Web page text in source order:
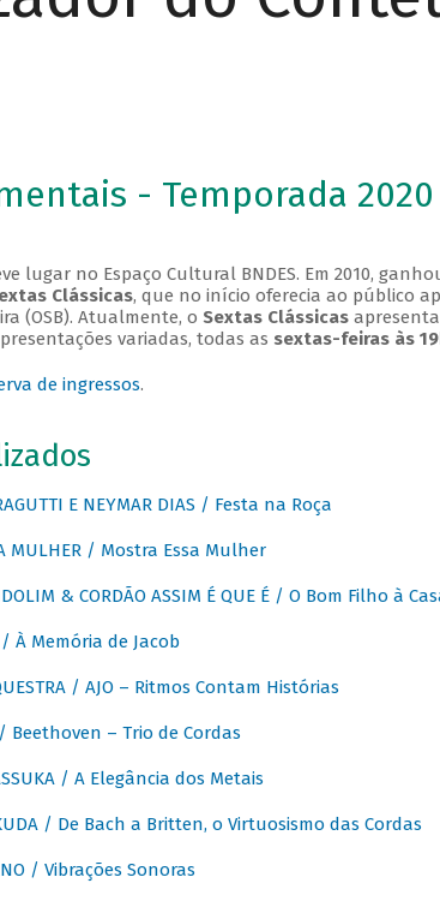
- Temporada 2020
lugar no Espaço Cultural BNDES. Em 2010,
Clássicas, que no início oferecia ao público
(OSB). Atualmente, o Sextas Clássicasapresenta
variadas, todas as sextas-feiras às
de ingressos.
E NEYMAR DIAS / Festa na Roça
MULHER / Mostra Essa Mulher
& CORDÃO ASSIM É QUE É / O Bom Filho à
/ À Memória de Jacob
/ AJO – Ritmos Contam Histórias
/ Beethoven – Trio de Cordas
/ A Elegância dos Metais
/ De Bach a Britten, o Virtuosismo das Cordas
/ Vibrações Sonoras